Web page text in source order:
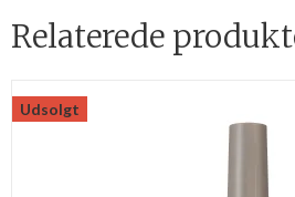
Relaterede
Udsolgt